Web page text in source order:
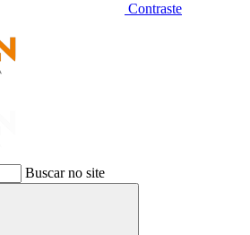
Contraste
Buscar no site